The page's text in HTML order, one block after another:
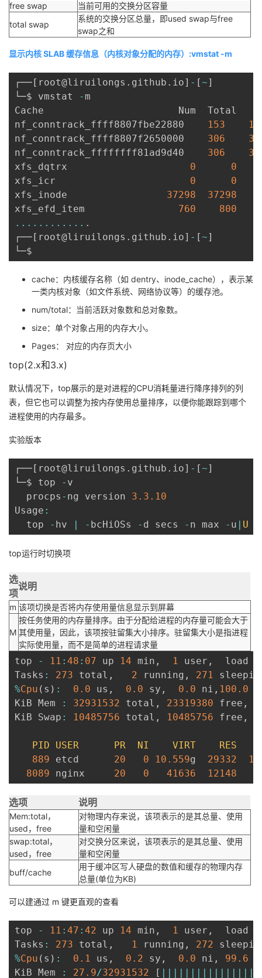
free swap
当前可用的交换分区容量
total swap
系统的交换分区总量，即used swap与free
swap之和
显示内核 SLAB 缓存信息（内核对象分配的内存）:vmstat -m
┌──[ root@liruilongs . github . io] - [~]
└─$ vmstat
- m
Cache                       Num  Total
nf_conntrack_ffff8807fbe22880
153
nf_conntrack_ffff8807f2650000 306
nf_conntrack_ffffffff81ad9d40 306
xfs_dqtrx 0 0
xfs_icr 0 0
xfs_inode 37298 37298
xfs_efd_item 760 800
... ... ... ... .
┌──[ root@liruilongs . github . io] - [~]
cache：内核缓存名称（如 dentry、inode_cache），表示某
一类内核对象（如文件系统、网络协议等）的缓存池。
num/total：当前活跃对象数和总对象数。
size：单个对象占用的内存大小。
Pages： 对应的内存页大小
top(2.x和3.x)
默认情况下，top展示的是对进程的CPU消耗量进行降序排列的列
表，但它也可以调整为按内存使用总量排序，以便你能跟踪到哪个
进程使用的内存最多。
实验版本
┌──[ root@liruilongs . github . io] - [~]
└─$ top
- v
  procps
- ng version 3.3 .10
Usage :
  top
- hv | - bcHiOSs - d secs - n max - u | U
top运行时切换项
选
项
说明
m 该项切换是否将内存使用量信息显示到屏幕
M
按任务使用的内存量排序。由于分配给进程的内存量可能会大于
其使用量，因此，该项按驻留集大小排序。驻留集大小是指进程
实际使用量，而不是简单的进程请求量
top - 11 : 48 : 07 up 14 min , 1 user ,
load
Tasks : 273 total , 2 running , 271
%Cpu ( s ) : 0.0 us , 0.0 sy , 0.0 ni , 100.0
KiB Mem
: 32931532 total , 23319380 free ,
KiB Swap : 10485756 total , 10485756 free ,
PID USER PR NI VIRT RES
889 etcd 20 0 10.559g 29332
8089 nginx 20 0 41636 12148
选项 说明
Mem:total，
used，free
对物理内存来说，该项表示的是其总量、使用
量和空闲量
swap:total，
used，free
对交换分区来说，该项表示的是其总量、使用
量和空闲量
buff/cache
用于缓冲区写人硬盘的数值和缓存的物理内存
总量(单位为KB)
可以建通过 m 键更直观的查看
top - 11 : 47 : 42 up 14 min , 1 user ,
load
Tasks : 273 total , 1 running , 272
%Cpu ( s ) : 0.1 us , 0.2 sy , 0.0 ni , 99.6
KiB Mem
: 27.9/32931532 [ || || || || || || || ||